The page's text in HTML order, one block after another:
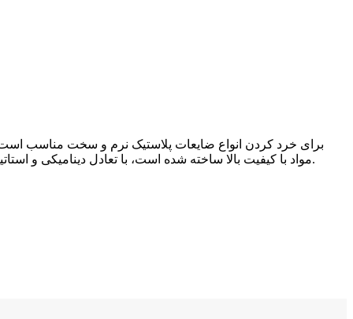
مواد با کیفیت بالا ساخته شده است، با تعادل دینامیکی و استاتیکی مونتاژ می‌شود، که دارای چقرمگی خوبی است و در حین کار به راحتی از شکل نمی‌افتد، حالت کار پایدار و ویژگی‌های ارتعاش کمی دارد.